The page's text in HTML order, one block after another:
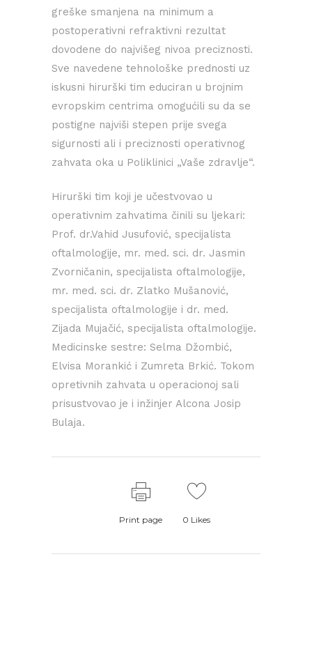
greške smanjena na minimum a
postoperativni refraktivni rezultat
dovodene do najvišeg nivoa preciznosti.
Sve navedene tehnološke prednosti uz
iskusni hirurški tim educiran u brojnim
evropskim centrima omogućili su da se
postigne najviši stepen prije svega
sigurnosti ali i preciznosti operativnog
zahvata oka u Poliklinici „Vaše zdravlje“.
Hirurški tim koji je učestvovao u
operativnim zahvatima činili su ljekari:
Prof. dr.Vahid Jusufović, specijalista
oftalmologije, mr. med. sci. dr. Jasmin
Zvorničanin, specijalista oftalmologije,
mr. med. sci. dr. Zlatko Mušanović,
specijalista oftalmologije i dr. med.
Zijada Mujačić, specijalista oftalmologije.
Medicinske sestre: Selma Džombić,
Elvisa Morankić i Zumreta Brkić. Tokom
opretivnih zahvata u operacionoj sali
prisustvovao je i inžinjer Alcona Josip
Bulaja.
Print page 0 Likes